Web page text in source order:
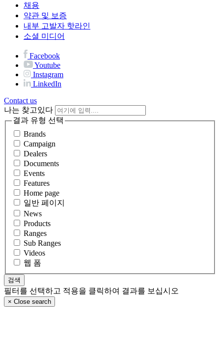
채용
약관 및 보증
내부 고발자 핫라인
소셜 미디어
Facebook
Youtube
Instagram
LinkedIn
Contact us
나는 찾고있다
결과 유형 선택
Brands
Campaign
Dealers
Documents
Events
Features
Home page
일반 페이지
News
Products
Ranges
Sub Ranges
Videos
웹 폼
필터를 선택하고 적용을 클릭하여 결과를 보십시오
× Close search